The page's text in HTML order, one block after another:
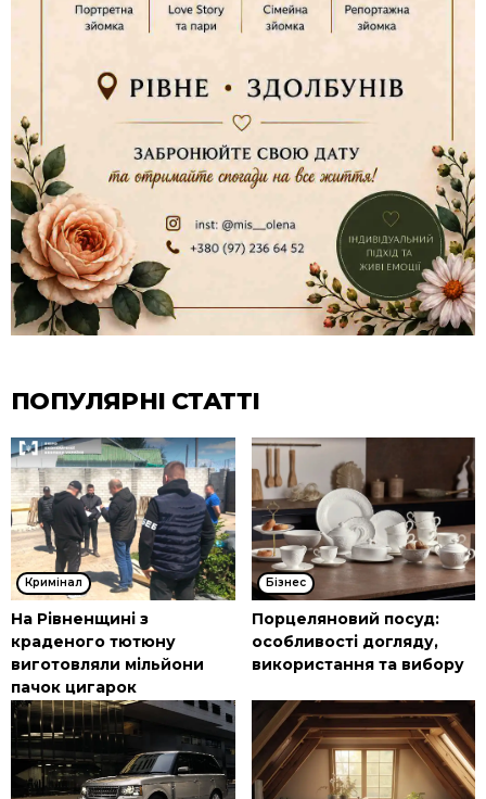
ПОПУЛЯРНІ СТАТТІ
Кримінал
На Рівненщині з
краденого тютюну
виготовляли мільйони
пачок цигарок
Бізнес
Порцеляновий посуд:
особливості догляду,
використання та вибору